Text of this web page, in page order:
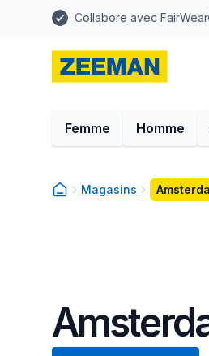
Collabore avec FairWear
Femme Homme
Magasins